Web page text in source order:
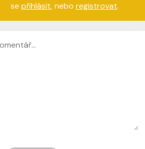
se přihlásit, nebo registrovat.